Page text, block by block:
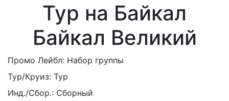
Тур на Байкал
Байкал Великий
Промо Лейбл: Набор группы
Тур/Круиз: Тур
Инд./Сбор.: Сборный